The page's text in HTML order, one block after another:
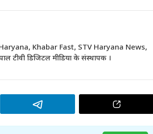
Haryana, Khabar Fast, STV Haryana News,
टीवी डिजिटल मीडिया के संस्थापक ।